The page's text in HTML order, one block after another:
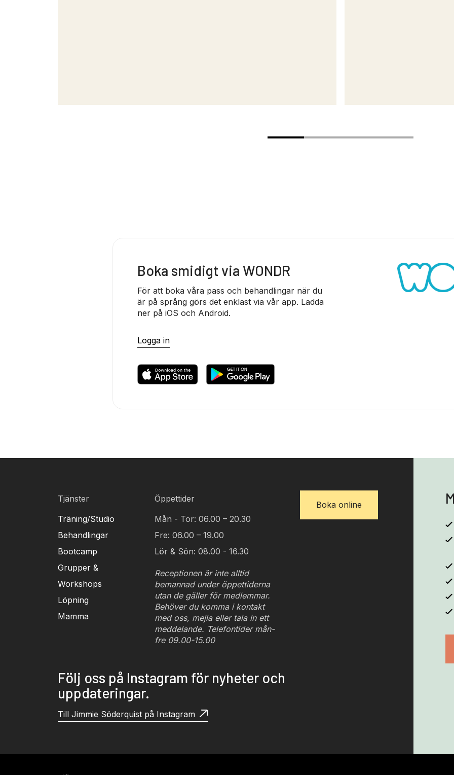
Boka smidigt via WONDR
För att boka våra pass och behandlingar när du
är på språng görs det enklast via vår app. Ladda
ner på iOS och Android.
Logga in
Tjänster
Träning/Studio
Behandlingar
Bootcamp
Grupper &
Workshops
Löpning
Mamma
Öppettider
Mån - Tor: 06.00 – 20.30
Fre: 06.00 – 19.00
Lör & Sön: 08.00 - 16.30
Receptionen är inte alltid
bemannad under öppettiderna
utan de gäller för medlemmar.
Behöver du komma i kontakt
med oss, mejla eller tala in ett
meddelande. Telefontider mån-
fre 09.00-15.00
Boka online
Följ oss på Instagram för nyheter och
uppdateringar.
Till Jimmie Söderquist på Instagram